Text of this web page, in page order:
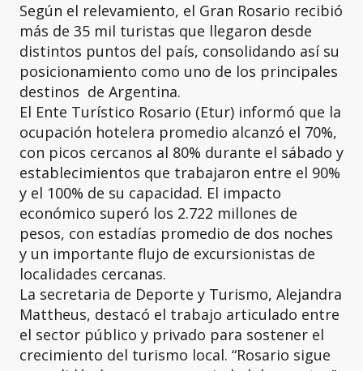
Según el relevamiento, el Gran Rosario recibió
más de 35 mil turistas que llegaron desde
distintos puntos del país, consolidando así su
posicionamiento como uno de los principales
destinos de Argentina.
El Ente Turístico Rosario (Etur) informó que la
ocupación hotelera promedio alcanzó el 70%,
con picos cercanos al 80% durante el sábado y
establecimientos que trabajaron entre el 90%
y el 100% de su capacidad. El impacto
económico superó los 2.722 millones de
pesos, con estadías promedio de dos noches
y un importante flujo de excursionistas de
localidades cercanas.
La secretaria de Deporte y Turismo, Alejandra
Mattheus, destacó el trabajo articulado entre
el sector público y privado para sostener el
crecimiento del turismo local. “Rosario sigue